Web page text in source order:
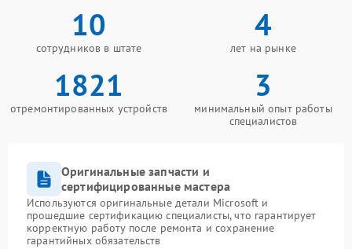
10
сотрудников в штате
4
лет на рынке
1821
отремонтированных устройств
3
минимальный опыт работы
специалистов
Оригинальные запчасти и
сертифицированные мастера
Используются оригинальные детали Microsoft и
прошедшие сертификацию специалисты, что гарантирует
корректную работу после ремонта и сохранение
гарантийных обязательств